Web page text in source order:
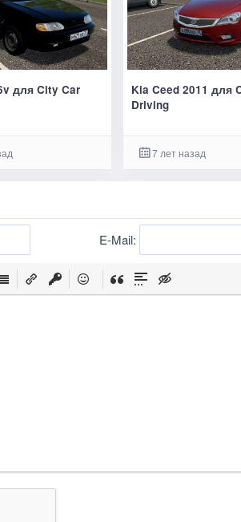
для City Car
Kia Ceed 2011 для
Driving
7 лет назад
E-Mail: